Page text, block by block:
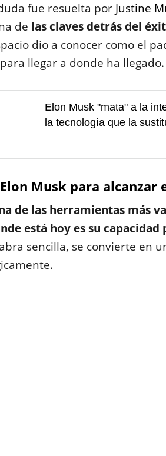
fue resuelta por Justine
de las claves detrás del
dio a conocer como el
llegar a donde ha llegado.
Elon Musk "mata" a la
la tecnología que la
Musk para alcanzar
de las herramientas más
está hoy es su
sencilla, se convierte en